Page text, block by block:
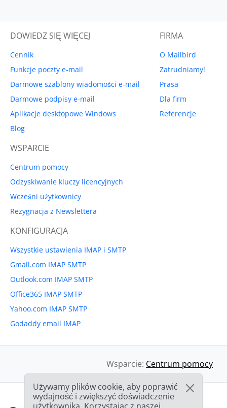
DOWIEDZ SIĘ WIĘCEJ
Cennik
Funkcje poczty e-mail
Darmowe szablony wiadomości e-mail
Darmowe podpisy e-mail
Aplikacje desktopowe Windows
Blog
FIRMA
O Mailbird
Zatrudniamy!
Prasa
Dla firm
Referencje
WSPARCIE
Centrum pomocy
Odzyskiwanie kluczy licencyjnych
Wcześni użytkownicy
Rezygnacja z Newslettera
KONFIGURACJA
Wszystkie ustawienia IMAP i SMTP
Gmail.com IMAP SMTP
Outlook.com IMAP SMTP
Office365 IMAP SMTP
Yahoo.com IMAP SMTP
Godaddy email IMAP
Wsparcie: Centrum pomocy
Używamy plików cookie, aby poprawić
wydajność i zwiększyć doświadczenie